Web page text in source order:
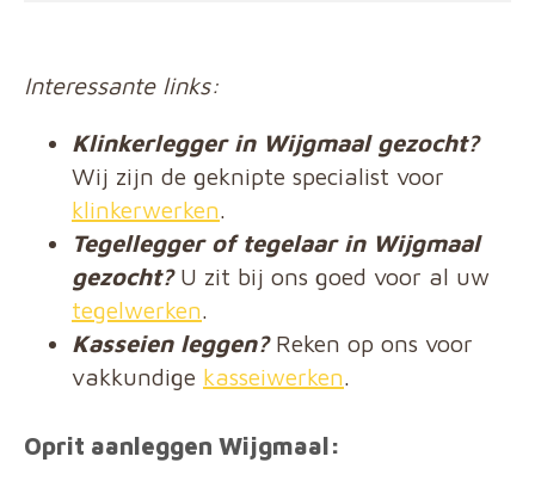
Interessante links:
Klinkerlegger in Wijgmaal gezocht?
Wij zijn de geknipte specialist voor
klinkerwerken.
Tegellegger of tegelaar in Wijgmaal
gezocht?U zit bij ons goed voor al uw
tegelwerken.
Kasseien leggen? Reken op ons voor
vakkundige kasseiwerken.
Oprit aanleggen Wijgmaal: